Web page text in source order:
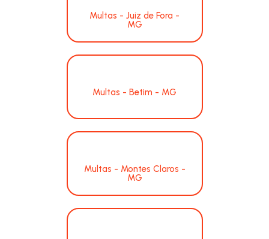
Multas - Juiz de Fora -
MG
Multas - Betim - MG
Multas - Montes Claros -
MG